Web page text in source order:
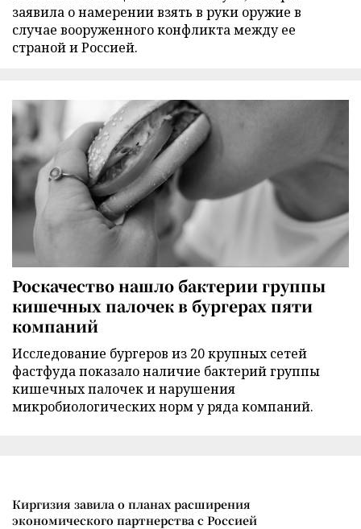
заявила о намерении взять в руки оружие в
случае вооруженного конфликта между ее
страной и Россией.
Роскачество нашло бактерии группы
кишечных палочек в бургерах пяти
компаний
Исследование бургеров из 20 крупных сетей
фастфуда показало наличие бактерий группы
кишечных палочек и нарушения
микробиологических норм у ряда компаний.
Киргизия завила о планах расширения
экономического партнерства с Россией